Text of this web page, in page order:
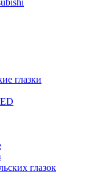
глазки
глазок